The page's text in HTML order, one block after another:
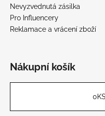
Nevyzvednutá zásilka
Pro Influencery
Reklamace a vrácení zboží
Nákupní košík
0